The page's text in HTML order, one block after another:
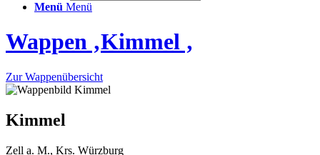
Menü Menü
Wappen ‚Kimmel ‚
Zur Wappenübersicht
Kimmel
Zell a. M., Krs. Würzburg